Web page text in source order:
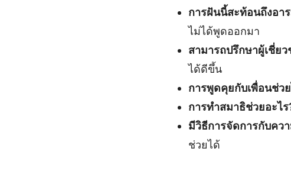
การฝันนี้สะท้อนถึงอา
ไม่ได้พูดออกมา
สามารถปรึกษาผู้เชี่ย
ได้ดีขึ้น
การพูดคุยกับเพื่อนช่ว
การทำสมาธิช่วยอะไร
มีวิธีการจัดการกับคว
ช่วยได้